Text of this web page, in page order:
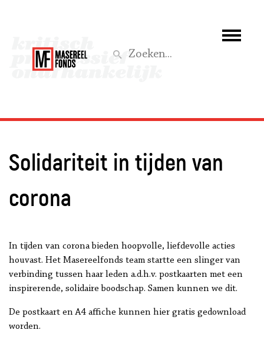
Wat we doen
Steun ons
Solidariteit in tijden van
corona
In tijden van corona bieden hoopvolle, liefdevolle acties
houvast. Het Masereelfonds team startte een slinger van
verbinding tussen haar leden a.d.h.v. postkaarten met een
inspirerende, solidaire boodschap. Samen kunnen we dit.
De postkaart en A4 affiche kunnen hier gratis gedownload
worden.